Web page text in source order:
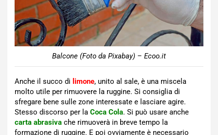
Balcone (Foto da Pixabay) – Ecoo.it
Anche il succo di limone, unito al sale, è una miscela
molto utile per rimuovere la ruggine. Si consiglia di
sfregare bene sulle zone interessate e lasciare agire.
Stesso discorso per la Coca Cola. Si può usare anche
carta abrasiva che rimuoverà in breve tempo la
formazione di ruggine. E poi ovviamente è necessario